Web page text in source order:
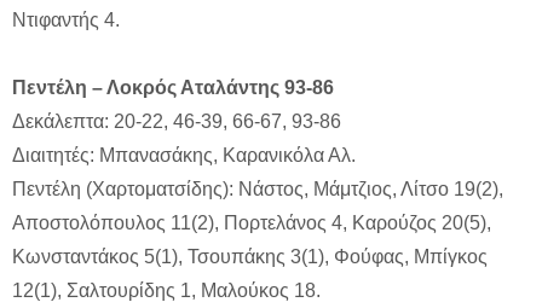
Ντιφαντής 4.
Πεντέλη – Λοκρός Αταλάντης 93-86
Δεκάλεπτα: 20-22, 46-39, 66-67, 93-86
Διαιτητές: Μπανασάκης, Καρανικόλα Αλ.
Πεντέλη (Χαρτοματσίδης): Νάστος, Μάμτζιος, Λίτσο 19(2),
Αποστολόπουλος 11(2), Πορτελάνος 4, Καρούζος 20(5),
Κωνσταντάκος 5(1), Τσουπάκης 3(1), Φούφας, Μπίγκος
12(1), Σαλτουρίδης 1, Μαλούκος 18.